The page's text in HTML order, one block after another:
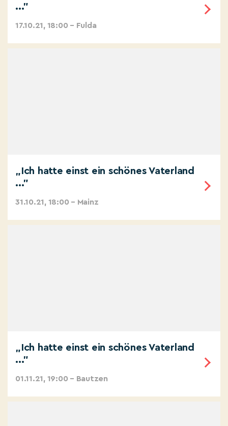
..."
17.10.21, 18:00 – Fulda
„Ich hatte einst ein schönes Vaterland
..."
31.10.21, 18:00 – Mainz
„Ich hatte einst ein schönes Vaterland
..."
01.11.21, 19:00 – Bautzen